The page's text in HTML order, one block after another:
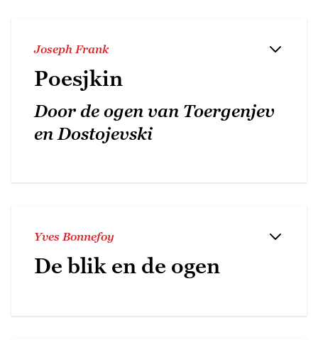
Joseph Frank
Poesjkin
Door de ogen van Toergenjev
en Dostojevski
Yves Bonnefoy
De blik en de ogen